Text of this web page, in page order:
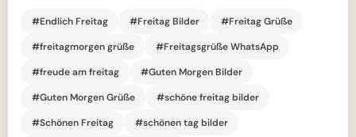
#Endlich Freitag #Freitag Bilder
#Freitag Grüße
#freitagmorgen grüße
#Freitagsgrüße WhatsApp
#freude am freitag
#Guten Morgen Bilder
#Guten Morgen Grüße
#schöne freitag bilder
#Schönen Freitag
#schönen tag bilder